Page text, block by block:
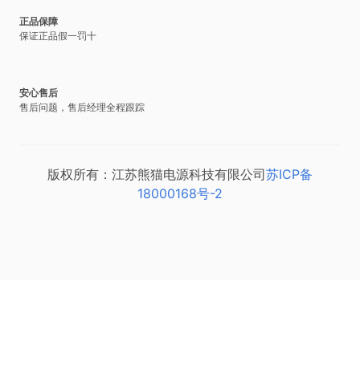
正品保障
保证正品假一罚十
安心售后
售后问题，售后经理全程跟踪
版权所有：江苏熊猫电源科技有限公司苏ICP备
18000168号-2